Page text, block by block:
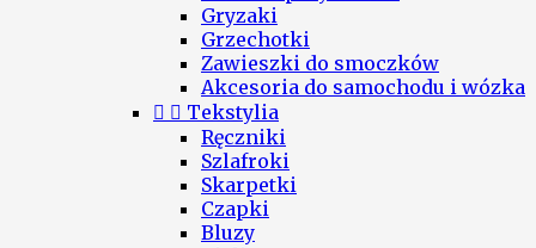
Gryzaki
Grzechotki
Zawieszki do smoczków
Akcesoria do samochodu i wózka
  Tekstylia
Ręczniki
Szlafroki
Skarpetki
Czapki
Bluzy